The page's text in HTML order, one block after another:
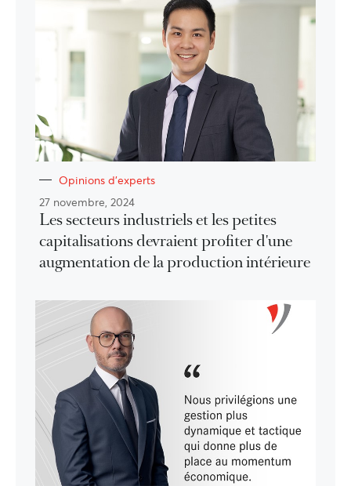
Opinions d'experts
27 novembre, 2024
Les secteurs industriels et les petites
capitalisations devraient profiter d'une
augmentation de la production intérieure